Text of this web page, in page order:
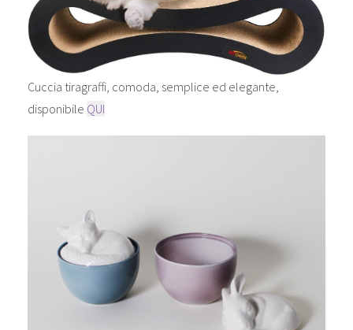
Cuccia tiragraffi, comoda, semplice ed elegante,
disponibile QUI